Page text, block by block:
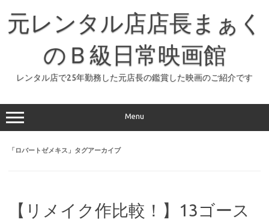
元レンタル店店長まぁく
のＢ級日常映画館
レンタル店で25年勤務した元店長の鑑賞した映画のご紹介です
Menu
「ロバートゼメキス 」タグアーカイブ
【リメイク作比較！】13ゴース